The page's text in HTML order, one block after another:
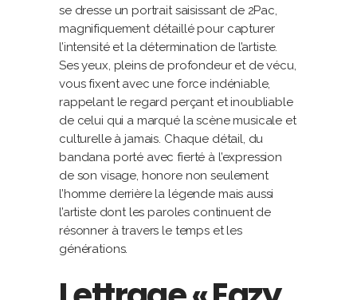
se dresse un portrait saisissant de 2Pac,
magnifiquement détaillé pour capturer
l’intensité et la détermination de l’artiste.
Ses yeux, pleins de profondeur et de vécu,
vous fixent avec une force indéniable,
rappelant le regard perçant et inoubliable
de celui qui a marqué la scène musicale et
culturelle à jamais. Chaque détail, du
bandana porté avec fierté à l’expression
de son visage, honore non seulement
l’homme derrière la légende mais aussi
l’artiste dont les paroles continuent de
résonner à travers le temps et les
générations.